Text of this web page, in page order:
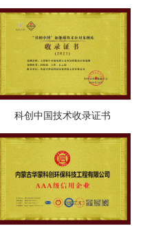
科创中国技术收录证书